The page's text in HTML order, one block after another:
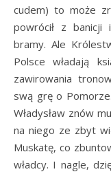
cudem) to może
powrócił z
bramy. Ale
Polsce władają
zawirowania
swą grę o
Władysław znów
na niego ze zbyt
Muskatę, co
władcy. I nagle,